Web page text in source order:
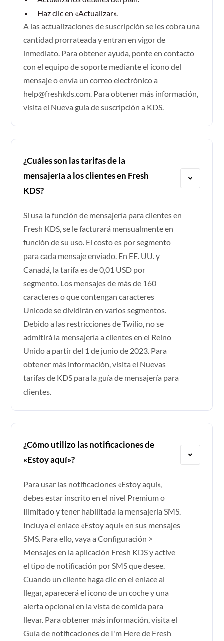
Haz clic en «Actualizar».
A las actualizaciones de suscripción se les cobra una
cantidad prorrateada y entran en vigor de
inmediato. Para obtener ayuda, ponte en contacto
con el equipo de soporte mediante el icono del
mensaje o envía un correo electrónico a
help@freshkds.com. Para obtener más información,
visita el Nueva guía de suscripción a KDS.
¿Cuáles son las tarifas de la
mensajería a los clientes en Fresh
KDS?
Si usa la función de mensajería para clientes en
Fresh KDS, se le facturará mensualmente en
función de su uso. El costo es por segmento
para cada mensaje enviado. En EE. UU. y
Canadá, la tarifa es de 0,01 USD por
segmento. Los mensajes de más de 160
caracteres o que contengan caracteres
Unicode se dividirán en varios segmentos.
Debido a las restricciones de Twilio, no se
admitirá la mensajería a clientes en el Reino
Unido a partir del 1 de junio de 2023. Para
obtener más información, visita el Nuevas
tarifas de KDS para la guía de mensajería para
clientes
¿Cómo utilizo las notificaciones de
«Estoy aquí»?
Para usar las notificaciones «Estoy aquí»,
debes estar inscrito en el nivel Premium o
Ilimitado y tener habilitada la mensajería SMS.
Incluya el enlace «Estoy aquí» en sus mensajes
SMS. Para ello, vaya a Configuración >
Mensajes en la aplicación Fresh KDS y active
el tipo de notificación por SMS que desee.
Cuando un cliente haga clic en el enlace al
llegar, aparecerá el icono de un coche y una
alerta opcional en la vista de comida para
llevar. Para obtener más información, visita el
Guía de notificaciones de I'm Here de Fresh